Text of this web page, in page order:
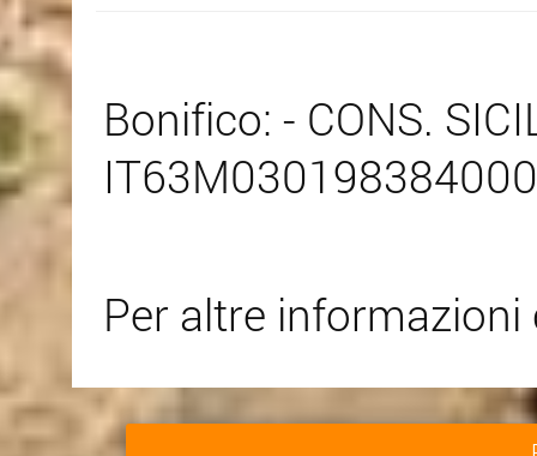
Bonifico: - CONS.
Per altre